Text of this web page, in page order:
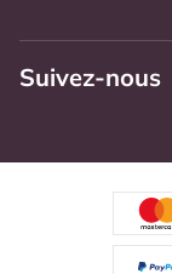
Suivez-nous